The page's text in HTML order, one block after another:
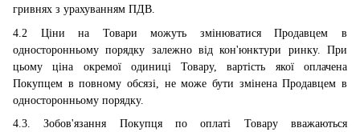
гривнях з урахуванням ПДВ.
4.2 Ціни на Товари можуть змінюватися Продавцем в
односторонньому порядку залежно від кон'юнктури ринку. При
цьому ціна окремої одиниці Товару, вартість якої оплачена
Покупцем в повному обсязі, не може бути змінена Продавцем в
односторонньому порядку.
4.3. Зобов'язання Покупця по оплаті Товару вважаються